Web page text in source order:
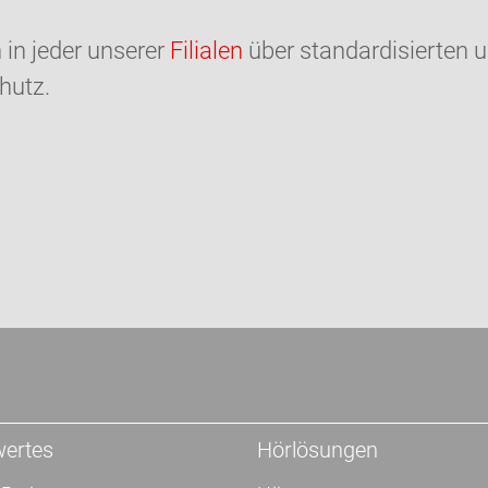
in jeder unserer Filialen über standardisierten
Hörlösungen